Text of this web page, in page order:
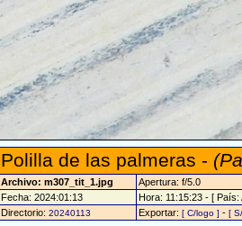
Polilla de las palmeras -
Archivo: m307_tit_1.jpg
Apertura: f/5.0
Fecha: 2024:01:13
Hora: 11:15:23 - [ País:
Directorio: 20240113 Exportar: [ C/logo ] - [